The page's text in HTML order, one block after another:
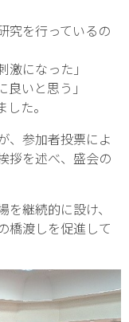
究を行っているの
激になった」
良いと思う」
た。
、参加者投票によ
拶を述べ、盛会の
継続的に設け、
橋渡しを促進して